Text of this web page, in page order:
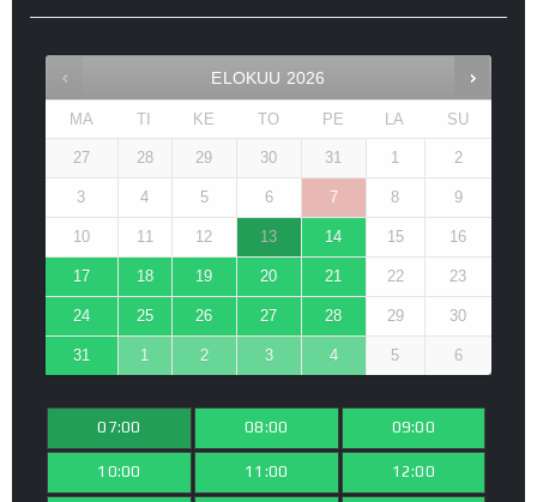
ELOKUU 2026
MA TI KE TO PE LA SU
27 28 29 30 31 1 2
3 4 5 6 7 8 9
10 11 12 13 14 15 16
17 18 19 20 21 22 23
24 25 26 27 28 29 30
31 1 2 3 4 5 6
07:00 08:00 09:00
10:00 11:00 12:00